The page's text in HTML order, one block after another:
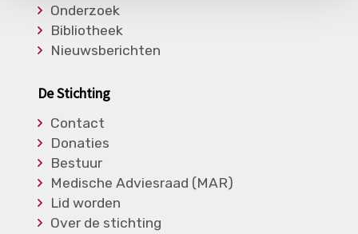
Onderzoek
Bibliotheek
Nieuwsberichten
De Stichting
Contact
Donaties
Bestuur
Medische Adviesraad (MAR)
Lid worden
Over de stichting